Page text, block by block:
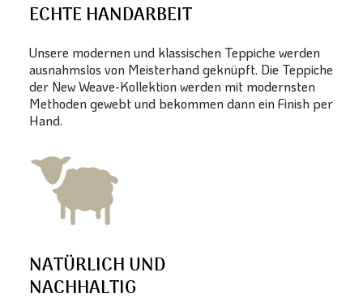
ECHTE HANDARBEIT
Unsere modernen und klassischen Teppiche werden
ausnahmslos von Meisterhand geknüpft. Die Teppiche
der New Weave-Kollektion werden mit modernsten
Methoden gewebt und bekommen dann ein Finish per
Hand.
NATÜRLICH UND
NACHHALTIG